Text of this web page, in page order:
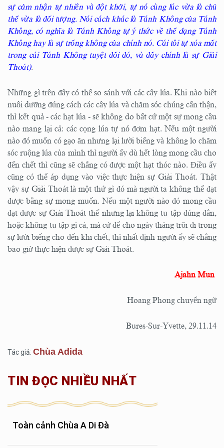
sự cảm nhận tự nhiên và đột khởi, tự nó cùng lúc vừa là chủ
thể vừa là đối tượng. Nói cách khác là Tánh Không của Tánh
Không, có nghĩa là Tánh Không tự ý thức về thể dạng Tánh
Không hay là sự trống không của chính nó. Cái tôi tự xóa mất
trong cái Tánh Không tuyệt đối đó, và đấy chính là sự Giải
Thoát).
Những gì trên đây có thể so sánh với các cây lúa. Khi nào biết
nuôi dưỡng đúng cách các cây lúa và chăm sóc chúng cẩn thận,
thì kết quả - các hạt lúa - sẽ không do bất cứ một sự mong cầu
nào mang lại cả: các cọng lúa tự nó đơm hạt. Nếu một người
nào đó muốn có gạo ăn nhưng lại lười biếng và không lo chăm
sóc ruộng lúa của mình thì người ấy dù hết lòng mong cầu cho
đến chết thì cũng sẽ chẳng có được một hạt thóc nào. Điều ấy
cũng có thể áp dụng vào việc thực hiện sự Giải Thoát. Thật
vậy sự Giải Thoát là một thứ gì đó mà người ta không thể đạt
được bằng sự mong muốn. Nếu một người nào đó mong cầu
đạt được sự Giải Thoát thế nhưng lại không tu tập đúng đắn,
hoặc không tu tập gì cả, mà cứ để cho ngày tháng trôi đi trong
sự lười biếng cho đến khi chết, thì nhất định người ấy sẽ chẳng
bao giờ thực hiện được sự Giải Thoát.
Ajahn Mun
Hoang Phong chuyển ngữ
Bures-Sur-Yvette, 29.11.14
Tác giả: Chùa Adida
TIN ĐỌC NHIỀU NHẤT
Toàn cảnh Chùa A Di Đà